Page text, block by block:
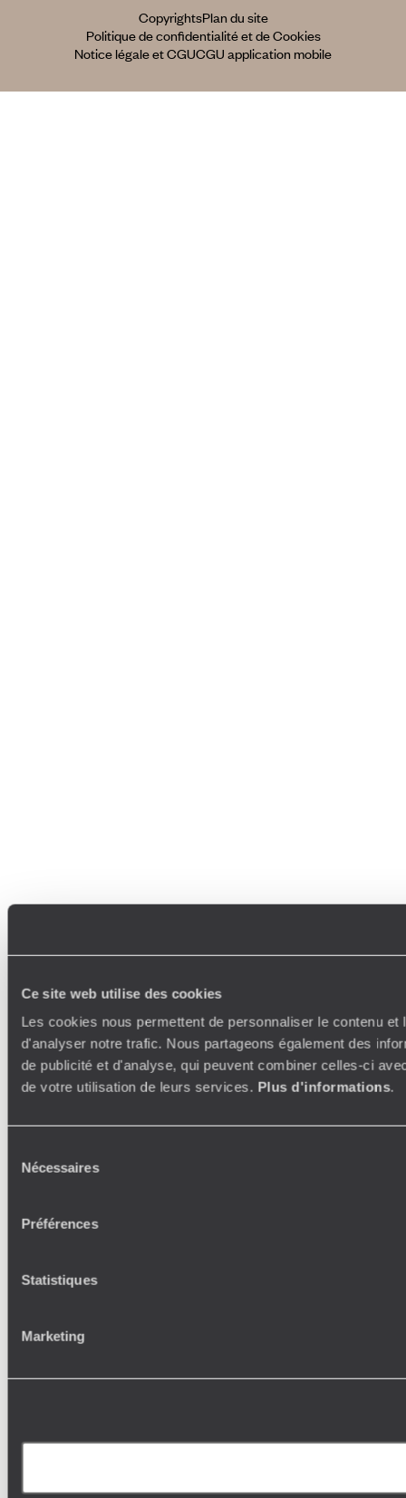
Ce site web utilise des cookies
Les cookies nous permettent de personnaliser le contenu
d'analyser notre trafic. Nous partageons également des
de publicité et d'analyse, qui peuvent combiner celles-ci
de votre utilisation de leurs services. Plus d'informations.
Nécessaires
Préférences
Statistiques
Marketing
CopyrightsPlan du site
Politique de confidentialité et de Cookies
Notice légale et CGUCGU application mobile